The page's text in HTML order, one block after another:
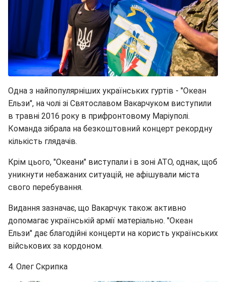
Одна з найпопулярніших українських гуртів - "Океан
Ельзи", на чолі зі Святославом Вакарчуком виступили
в травні 2016 року в прифронтовому Маріуполі.
Команда зібрала на безкоштовний концерт рекордну
кількість глядачів.
Крім цього, "Океани" виступали і в зоні АТО, однак, щоб
уникнути небажаних ситуацій, не афішували міста
свого перебування.
Видання зазначає, що Вакарчук також активно
допомагає українській армії матеріально. "Океан
Ельзи" дає благодійні концерти на користь українських
військових за кордоном.
4. Олег Скрипка